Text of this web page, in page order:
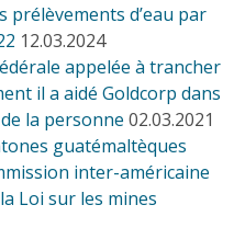
prélèvements d’eau par
12.03.2024
appelée à trancher
il a aidé Goldcorp dans
la personne 02.03.2021
guatémaltèques
inter-américaine
Loi sur les mines